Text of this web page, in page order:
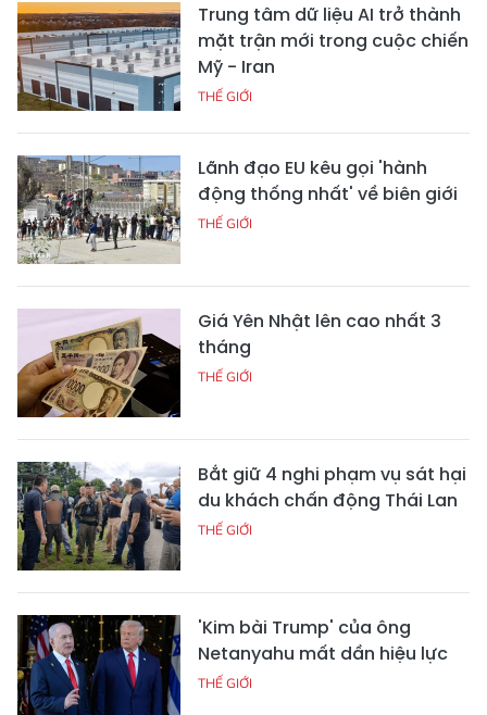
Trung tâm dữ liệu AI trở thành
mặt trận mới trong cuộc chiến
Mỹ - Iran
THẾ GIỚI
Lãnh đạo EU kêu gọi 'hành
động thống nhất' về biên giới
THẾ GIỚI
Giá Yên Nhật lên cao nhất 3
tháng
THẾ GIỚI
Bắt giữ 4 nghi phạm vụ sát hại
du khách chấn động Thái Lan
THẾ GIỚI
'Kim bài Trump' của ông
Netanyahu mất dần hiệu lực
THẾ GIỚI